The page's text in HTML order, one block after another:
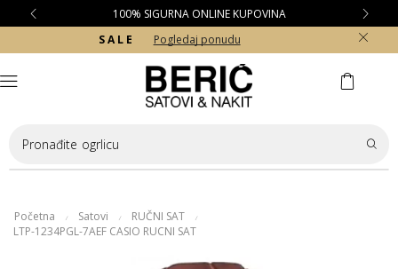
100% SIGURNA ONLINE KUPOVINA
S A L E
Pogledaj ponudu
Pronađite ogrlicu
Početna / Satovi / RUČNI SAT /
LTP-1234PGL-7AEF CASIO RUCNI SAT